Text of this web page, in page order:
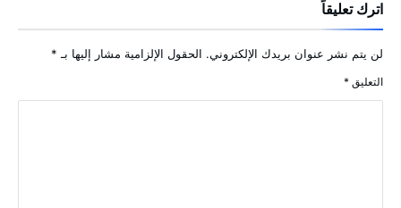
اترك تعليقاً
لن يتم نشر عنوان بريدك الإلكتروني. الحقول الإلزامية مشار إليها بـ *
التعليق *